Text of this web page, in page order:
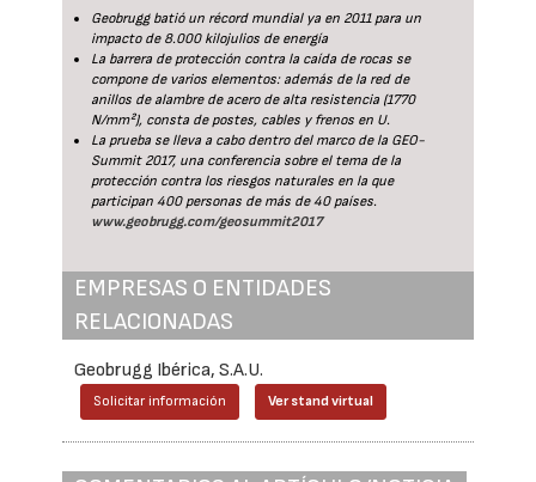
Geobrugg batió un récord mundial ya en 2011 para un
impacto de 8.000 kilojulios de energía
La barrera de protección contra la caída de rocas se
compone de varios elementos: además de la red de
anillos de alambre de acero de alta resistencia (1770
N/mm²), consta de postes, cables y frenos en U.
La prueba se lleva a cabo dentro del marco de la GEO-
Summit 2017, una conferencia sobre el tema de la
protección contra los riesgos naturales en la que
participan 400 personas de más de 40 países.
www.geobrugg.com/geosummit2017
EMPRESAS O ENTIDADES
RELACIONADAS
Geobrugg Ibérica, S.A.U.
Solicitar información Ver stand virtual